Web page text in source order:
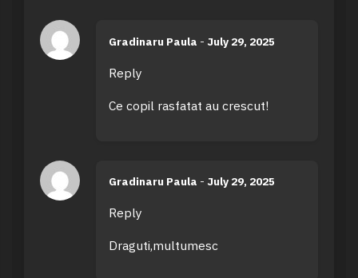
Gradinaru Paula - July 29, 2025
Reply
Ce copil rasfatat au crescut!
Gradinaru Paula - July 29, 2025
Reply
Draguti,multumesc